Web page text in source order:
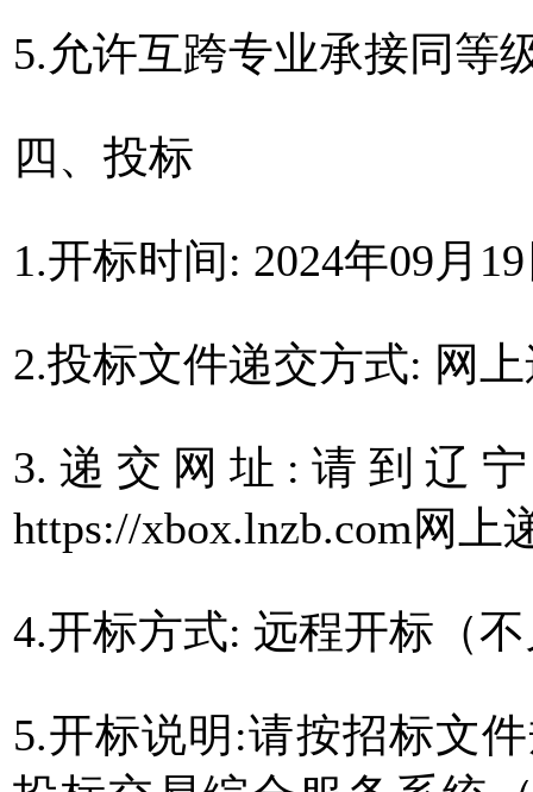
5.允许互跨专业承接同等
四、投标
1.开标时间: 2024年09月
2.投标文件递交方式: 网
3.递交网址:请到辽
https://xbox.lnzb.com网上
4.开标方式: 远程开标（
5.开标说明:请按招标文